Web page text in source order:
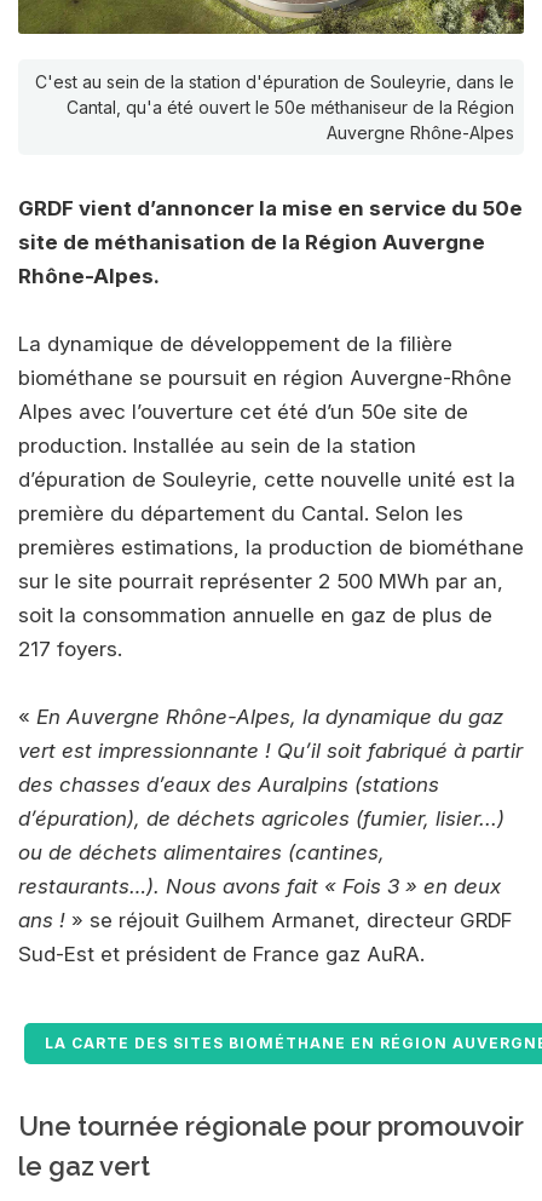
C'est au sein de la station d'épuration de Souleyrie, dans le
Cantal, qu'a été ouvert le 50e méthaniseur de la Région
Auvergne Rhône-Alpes
GRDF vient d’annoncer la mise en service du 50e
site de méthanisation de la Région Auvergne
Rhône-Alpes.
La dynamique de développement de la filière
biométhane se poursuit en région Auvergne-Rhône
Alpes avec l’ouverture cet été d’un 50e site de
production. Installée au sein de la station
d’épuration de Souleyrie, cette nouvelle unité est la
première du département du Cantal. Selon les
premières estimations, la production de biométhane
sur le site pourrait représenter 2 500 MWh par an,
soit la consommation annuelle en gaz de plus de
217 foyers.
« En Auvergne Rhône-Alpes, la dynamique du gaz
vert est impressionnante ! Qu’il soit fabriqué à partir
des chasses d’eaux des Auralpins (stations
d’épuration), de déchets agricoles (fumier, lisier...)
ou de déchets alimentaires (cantines,
restaurants…). Nous avons fait « Fois 3 » en deux
ans ! » se réjouit Guilhem Armanet, directeur GRDF
Sud-Est et président de France gaz AuRA.
LA CARTE DES SITES BIOMÉTHANE EN RÉGION
Une tournée régionale pour promouvoir
le gaz vert